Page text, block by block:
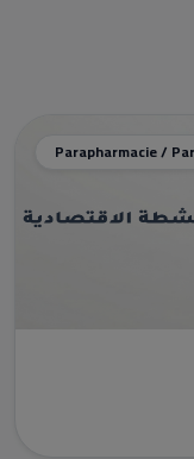
Parapharmacie /